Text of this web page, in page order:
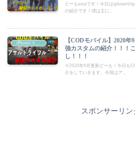
どーもnoraです！今日はiphoneや
の紹介です！僕は主に...
iPhone/スマートフォン
【CODモバイル】2020
強カスタムの紹介！！！
し！！！
※2020年9月更新どーも！今日も
介をしていきます。今回はア...
スポンサーリン